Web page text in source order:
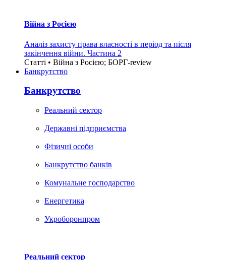
Війна з Росією
Аналіз захисту права власності в період та після
закінчення війни. Частина 2
Статті • Війна з Росією; БОРГ-review
Банкрутство
Банкрутство
Реальний сектор
Державні підприємства
Фізичні особи
Банкрутство банків
Комунальне господарство
Енергетика
Укроборонпром
Реальний сектор